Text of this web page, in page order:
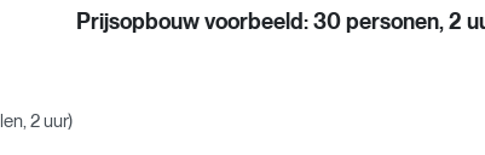
Prijsopbouw voorbeeld: 30 personen, 2
2 uur)